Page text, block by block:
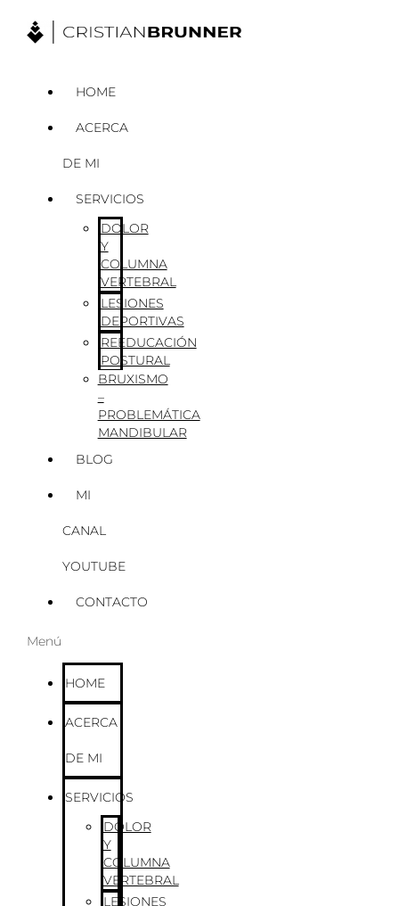
HOME
ACERCA
DE MI
SERVICIOS
DOLOR
Y
COLUMNA
VERTEBRAL
LESIONES
DEPORTIVAS
REEDUCACIÓN
POSTURAL
BRUXISMO
–
PROBLEMÁTICA
MANDIBULAR
BLOG
MI
CANAL
YOUTUBE
CONTACTO
Menú
HOME
ACERCA
DE MI
SERVICIOS
DOLOR
Y
COLUMNA
VERTEBRAL
LESIONES